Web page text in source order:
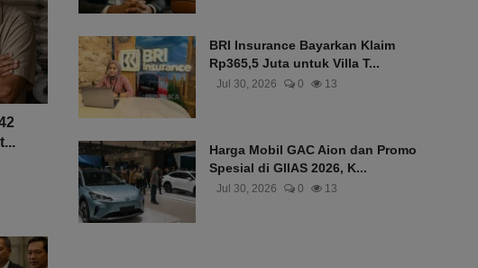
BRI Insurance Bayarkan Klaim
Rp365,5 Juta untuk Villa T...
Jul 30, 2026 0 13
Harga Mobil GAC Aion dan Promo
Spesial di GIIAS 2026, K...
Jul 30, 2026 0 13